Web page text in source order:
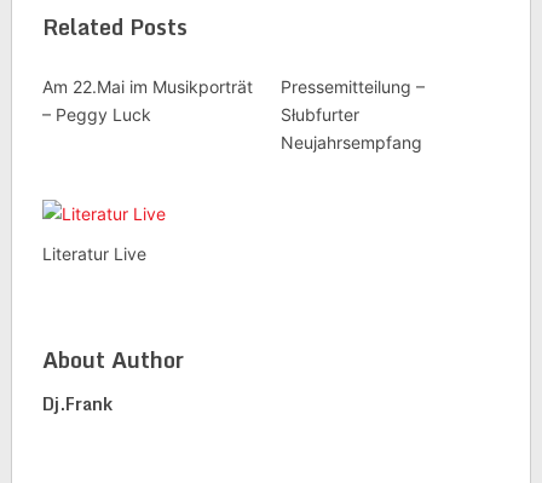
Related Posts
Am 22.Mai im Musikporträt
– Peggy Luck
Pressemitteilung –
Słubfurter
Neujahrsempfang
Literatur Live
About Author
Dj.frank